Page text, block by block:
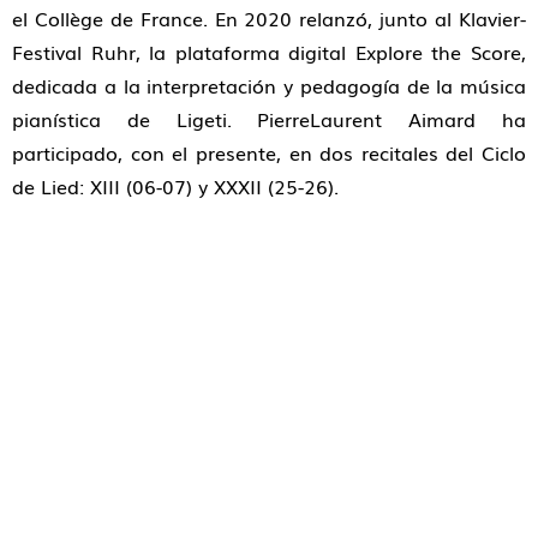
el Collège de France. En 2020 relanzó, junto al Klavier-
Festival Ruhr, la plataforma digital Explore the Score,
dedicada a la interpretación y pedagogía de la música
pianística de Ligeti. PierreLaurent Aimard ha
participado, con el presente, en dos recitales del Ciclo
de Lied: XIII (06-07) y XXXII (25-26).